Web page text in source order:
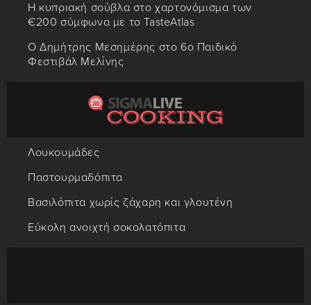
Η κυπριακή σούβλα στο χαρτονόμισμα των
€200 σύμφωνα με το TasteAtlas
Ο Δημήτρης Μεσημέρης στο 6ο Παιδικό
Φεστιβάλ Μελίνης
Λουκουμάδες
Παστουρμαδόπιτα
Βασιλόπιτα χωρίς ζάχαρη και γλουτένη
Εύκολη ανοιχτή σοκολατόπιτα